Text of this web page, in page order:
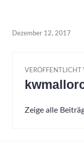
Dezember 12, 2017
VERÖFFENTLICHT
Zeige alle